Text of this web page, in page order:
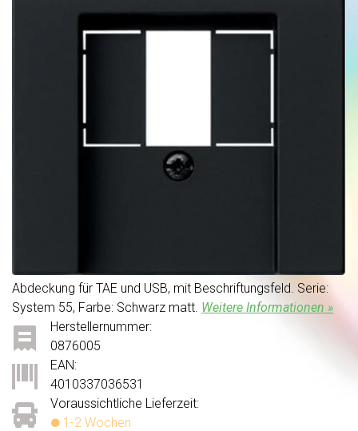
Abdeckung für TAE und USB, mit Beschriftungsfeld. Serie:
System 55, Farbe: Schwarz matt. Weitere Informationen »
Voraussichtliche Lieferzeit:
1-2 Wochen
Herstellernummer:
0876005
EAN:
4010337036531